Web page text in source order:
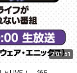
2:01:51